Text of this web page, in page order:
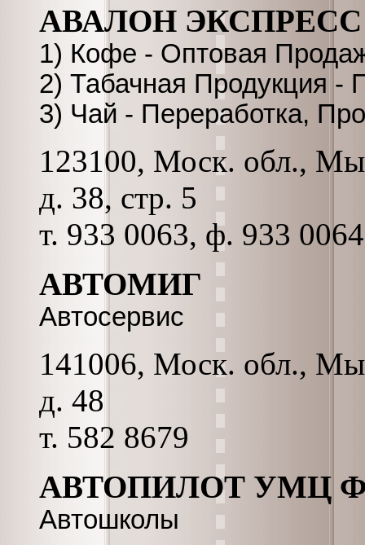
АВАЛОН ЭКСПРЕСС
1) Кофе - Оптовая
2) Табачная Продукция -
3) Чай - Переработка,
123100, Моск. обл.,
д. 38, стр. 5
т. 933 0063, ф. 933
АВТОМИГ
Автосервис
141006, Моск. обл.,
д. 48
т. 582 8679
АВТОПИЛОТ УМЦ
Автошколы